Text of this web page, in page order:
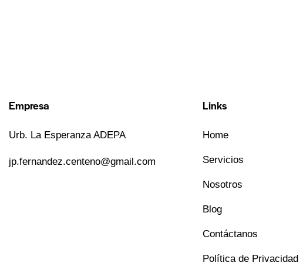
Empresa
Urb. La Esperanza ADEPA
jp.fernandez.centeno@gmail.com
Links
Home
Servicios
Nosotros
Blog
Contáctanos
Política de Privacidad